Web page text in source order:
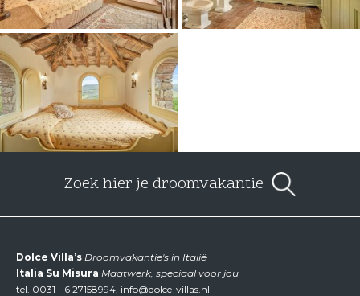
Zoek hier je droomvakantie
Dolce Villa’s Droomvakantie's in Italië
Italia Su Misura Maatwerk, speciaal voor jou
tel. 0031 - 6 27158994, info@dolce-villas.nl